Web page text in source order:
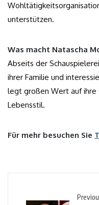
unterstützen.
Was macht Natascha
Abseits der
ihrer Familie und
legt großen Wert auf ihre
Lebensstil.
Für mehr besuchen Sie